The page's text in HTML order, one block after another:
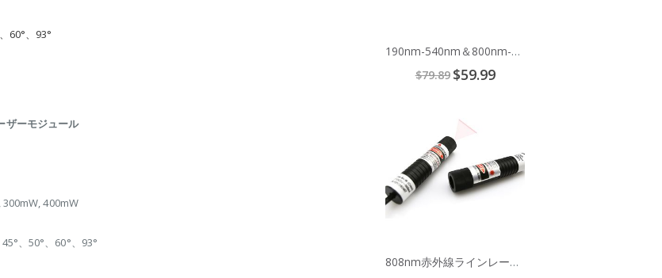
60°、93°
ザーモジュール
300mW, 400mW
、50°、60°、93°
190nm-540nm＆800nm-2000nmレーザー安全眼鏡
$79.89 Special
Price
$59.99
808nm赤外線ラインレーザモジュール